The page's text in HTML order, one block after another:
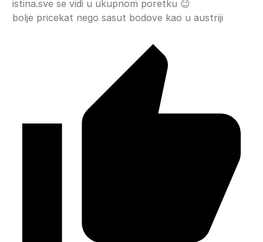
istina.sve se vidi u ukupnom poretku 😉
bolje pricekat nego sasut bodove kao u austriji